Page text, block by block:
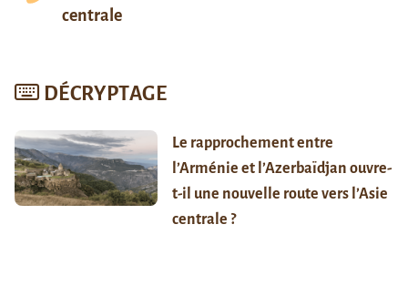
centrale
DÉCRYPTAGE
Le rapprochement entre
l’Arménie et l’Azerbaïdjan ouvre-
t-il une nouvelle route vers l’Asie
centrale ?